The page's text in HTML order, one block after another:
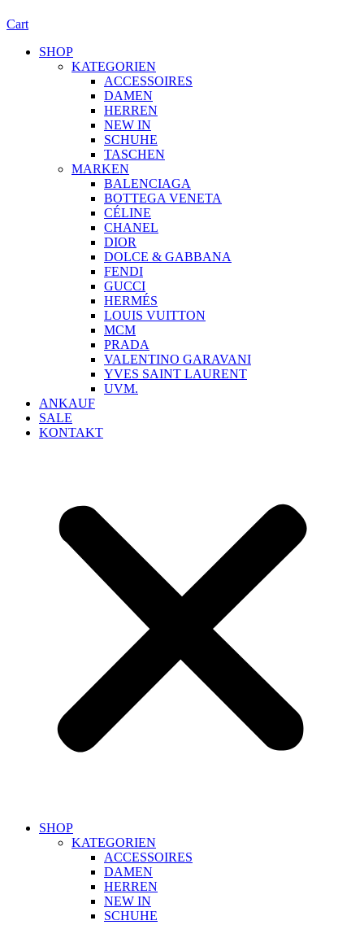
Cart
SHOP
KATEGORIEN
ACCESSOIRES
DAMEN
HERREN
NEW IN
SCHUHE
TASCHEN
MARKEN
BALENCIAGA
BOTTEGA VENETA
CÉLINE
CHANEL
DIOR
DOLCE & GABBANA
FENDI
GUCCI
HERMÉS
LOUIS VUITTON
MCM
PRADA
VALENTINO GARAVANI
YVES SAINT LAURENT
UVM.
ANKAUF
SALE
KONTAKT
SHOP
KATEGORIEN
ACCESSOIRES
DAMEN
HERREN
NEW IN
SCHUHE